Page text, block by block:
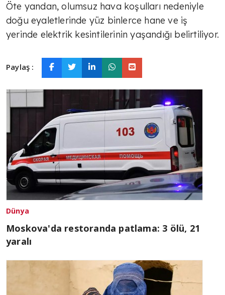
Öte yandan, olumsuz hava koşulları nedeniyle
doğu eyaletlerinde yüz binlerce hane ve iş
yerinde elektrik kesintilerinin yaşandığı belirtiliyor.
Paylaş :
Dünya
Moskova'da restoranda patlama: 3 ölü, 21
yaralı